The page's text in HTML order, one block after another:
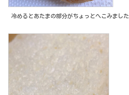
冷めるとあたまの部分がちょっとへこみました